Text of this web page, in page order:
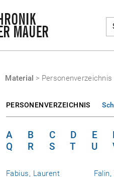
Material > Personenverzeichnis
PERSONENVERZEICHNIS
A B C D E
Q
R S T U
Fabius, Laurent